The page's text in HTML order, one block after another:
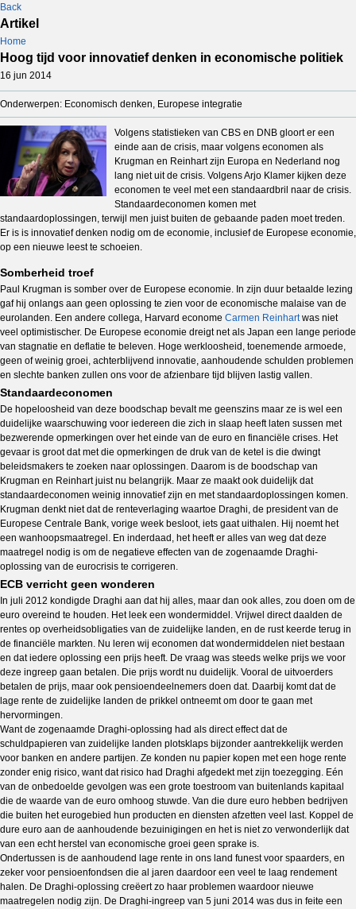
Back
Artikel
Home
Hoog tijd voor innovatief denken in economische politiek
16 jun 2014
Onderwerpen: Economisch denken, Europese integratie
Volgens statistieken van CBS en DNB gloort er een
einde aan de crisis, maar volgens economen als
Krugman en Reinhart zijn Europa en Nederland nog
lang niet uit de crisis. Volgens Arjo Klamer kijken deze
economen te veel met een standaardbril naar de crisis.
Standaardeconomen komen met
standaardoplossingen, terwijl men juist buiten de gebaande paden moet treden.
Er is is innovatief denken nodig om de economie, inclusief de Europese economie,
op een nieuwe leest te schoeien.
Somberheid troef
Paul Krugman is somber over de Europese economie. In zijn duur betaalde lezing
gaf hij onlangs aan geen oplossing te zien voor de economische malaise van de
eurolanden. Een andere collega, Harvard econome Carmen Reinhartwas niet
veel optimistischer. De Europese economie dreigt net als Japan een lange periode
van stagnatie en deflatie te beleven. Hoge werkloosheid, toenemende armoede,
geen of weinig groei, achterblijvend innovatie, aanhoudende schulden problemen
en slechte banken zullen ons voor de afzienbare tijd blijven lastig vallen.
Standaardeconomen
De hopeloosheid van deze boodschap bevalt me geenszins maar ze is wel een
duidelijke waarschuwing voor iedereen die zich in slaap heeft laten sussen met
bezwerende opmerkingen over het einde van de euro en financiële crises. Het
gevaar is groot dat met die opmerkingen de druk van de ketel is die dwingt
beleidsmakers te zoeken naar oplossingen. Daarom is de boodschap van
Krugman en Reinhart juist nu belangrijk. Maar ze maakt ook duidelijk dat
standaardeconomen weinig innovatief zijn en met standaardoplossingen komen.
Krugman denkt niet dat de renteverlaging waartoe Draghi, de president van de
Europese Centrale Bank, vorige week besloot, iets gaat uithalen. Hij noemt het
een wanhoopsmaatregel. En inderdaad, het heeft er alles van weg dat deze
maatregel nodig is om de negatieve effecten van de zogenaamde Draghi-
oplossing van de eurocrisis te corrigeren.
ECB verricht geen wonderen
In juli 2012 kondigde Draghi aan dat hij alles, maar dan ook alles, zou doen om de
euro overeind te houden. Het leek een wondermiddel. Vrijwel direct daalden de
rentes op overheidsobligaties van de zuidelijke landen, en de rust keerde terug in
de financiële markten. Nu leren wij economen dat wondermiddelen niet bestaan
en dat iedere oplossing een prijs heeft. De vraag was steeds welke prijs we voor
deze ingreep gaan betalen. Die prijs wordt nu duidelijk. Vooral de uitvoerders
betalen de prijs, maar ook pensioendeelnemers doen dat. Daarbij komt dat de
lage rente de zuidelijke landen de prikkel ontneemt om door te gaan met
hervormingen.
Want de zogenaamde Draghi-oplossing had als direct effect dat de
schuldpapieren van zuidelijke landen plotsklaps bijzonder aantrekkelijk werden
voor banken en andere partijen. Ze konden nu papier kopen met een hoge rente
zonder enig risico, want dat risico had Draghi afgedekt met zijn toezegging. Eén
van de onbedoelde gevolgen was een grote toestroom van buitenlands kapitaal
die de waarde van de euro omhoog stuwde. Van die dure euro hebben bedrijven
die buiten het eurogebied hun producten en diensten afzetten veel last. Koppel de
dure euro aan de aanhoudende bezuinigingen en het is niet zo verwonderlijk dat
van een echt herstel van economische groei geen sprake is.
Ondertussen is de aanhoudend lage rente in ons land funest voor spaarders, en
zeker voor pensioenfondsen die al jaren daardoor een veel te laag rendement
halen. De Draghi-oplossing creëert zo haar problemen waardoor nieuwe
maatregelen nodig zijn. De Draghi-ingreep van 5 juni 2014 was dus in feite een